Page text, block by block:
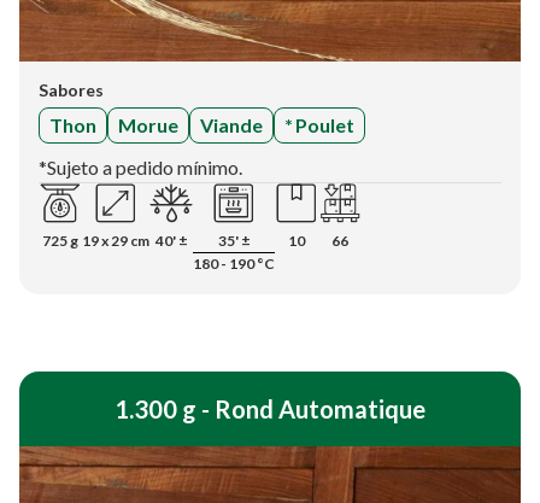
Sabores
Thon Morue Viande * Poulet
*Sujeto a pedido mínimo.
725 g 19 x 29 cm 40' ±
35' ±
180 - 190 °C
10 66
1.300 g - Rond Automatique